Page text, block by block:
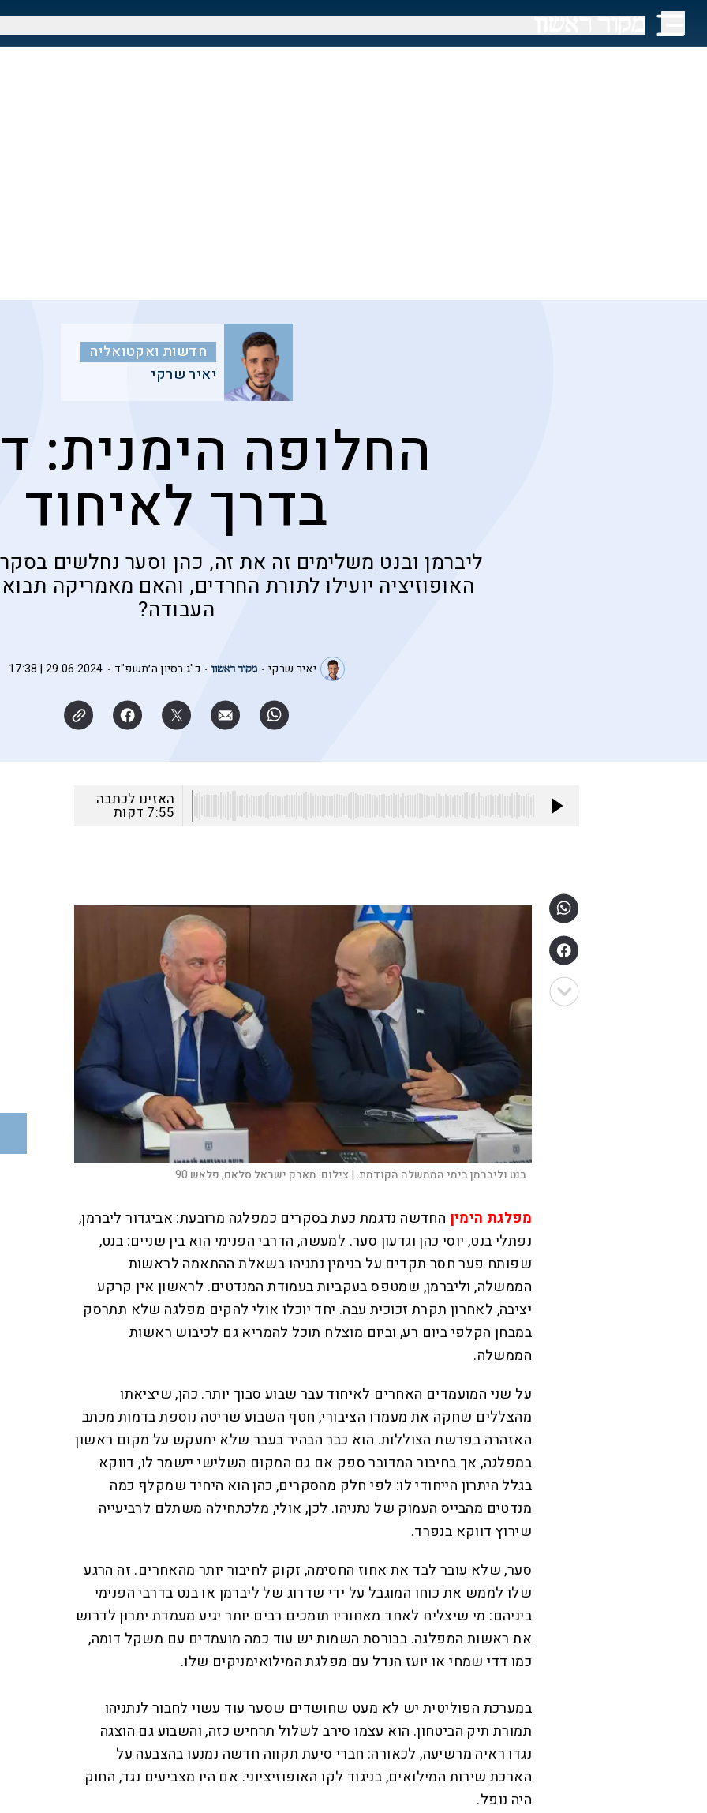
חדשות ואקטואליה
יאיר שרקי
החלופה הימנית:
בדרך לאיחוד
ליברמן ובנט משלימים זה את זה, כהן וסער נחלשים
האופוזיציה יועילו לתורת החרדים, והאם מאמריקה
העבודה?
יאיר שרקי כ"ג בסיון ה׳תשפ"ד 29.06.2024 | 17:38
האזינו לכתבה
7:55 דקות
בנט וליברמן בימי הממשלה הקודמת. | צילום:מארק ישראל סלאם, פלאש 90
מפלגת הימין החדשה נדגמת כעת בסקרים כמפלגה מרובעת: אביגדור ליברמן,
נפתלי בנט, יוסי כהן וגדעון סער. למעשה, הדרבי הפנימי הוא בין שניים: בנט,
שפותח פער חסר תקדים על בנימין נתניהו בשאלת ההתאמה לראשות
הממשלה, וליברמן, שמטפס בעקביות בעמודת המנדטים. לראשון אין קרקע
יציבה, לאחרון תקרת זכוכית עבה. יחד יוכלו אולי להקים מפלגה שלא תתרסק
במבחן הקלפי ביום רע, וביום מוצלח תוכל להמריא גם לכיבוש ראשות
הממשלה.
על שני המועמדים האחרים לאיחוד עבר שבוע סבוך יותר. כהן, שיציאתו
מהצללים שחקה את מעמדו הציבורי, חטף השבוע שריטה נוספת בדמות מכתב
האזהרה בפרשת הצוללות. הוא כבר הבהיר בעבר שלא יתעקש על מקום ראשון
במפלגה, אך בחיבור המדובר ספק אם גם המקום השלישי יישמר לו, דווקא
בגלל היתרון הייחודי לו: לפי חלק מהסקרים, כהן הוא היחיד שמקלף כמה
מנדטים מהבייס העמוק של נתניהו. לכן, אולי, מלכתחילה משתלם לרביעייה
שירוץ דווקא בנפרד.
סער, שלא עובר לבד את אחוז החסימה, זקוק לחיבור יותר מהאחרים. זה הרגע
שלו לממש את כוחו המוגבל על ידי שדרוג של ליברמן או בנט בדרבי הפנימי
ביניהם: מי שיצליח לאחד מאחוריו תומכים רבים יותר יגיע מעמדת יתרון לדרוש
את ראשות המפלגה. בבורסת השמות יש עוד כמה מועמדים עם משקל דומה,
כמו דדי שמחי או יועז הנדל עם מפלגת המילואימניקים שלו.
במערכת הפוליטית יש לא מעט שחושדים שסער עוד עשוי לחבור לנתניהו
תמורת תיק הביטחון. הוא עצמו סירב לשלול תרחיש כזה, והשבוע גם הוצגה
נגדו ראיה מרשיעה, לכאורה: חברי סיעת תקווה חדשה נמנעו בהצבעה על
הארכת שירות המילואים, בניגוד לקו האופוזיציוני. אם היו מצביעים נגד, החוק
היה נופל.